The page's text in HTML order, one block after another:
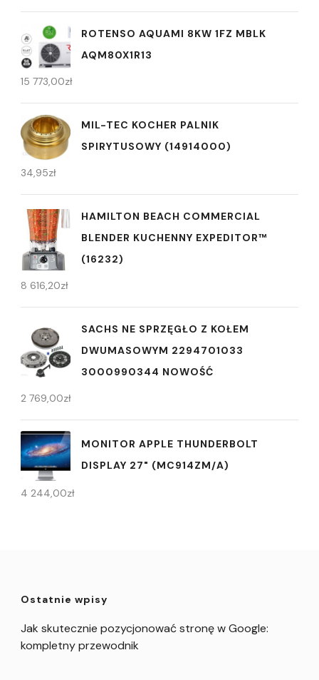
ROTENSO AQUAMI 8KW 1FZ MBLK
AQM80X1R13
15 773,00zł
MIL-TEC KOCHER PALNIK
SPIRYTUSOWY (14914000)
34,95zł
HAMILTON BEACH COMMERCIAL
BLENDER KUCHENNY EXPEDITOR™
(16232)
8 616,20zł
SACHS NE SPRZĘGŁO Z KOŁEM
DWUMASOWYM 2294701033
3000990344 NOWOŚĆ
2 769,00zł
MONITOR APPLE THUNDERBOLT
DISPLAY 27" (MC914ZM/A)
4 244,00zł
Ostatnie wpisy
Jak skutecznie pozycjonować stronę w Google:
kompletny przewodnik